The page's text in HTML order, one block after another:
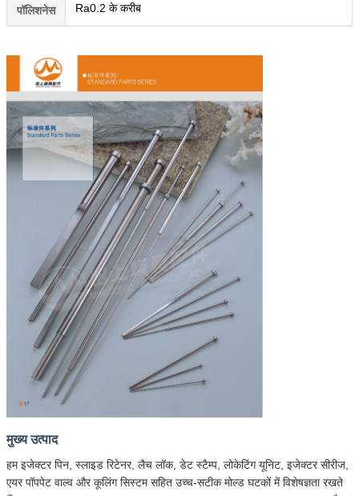
पॉलिशनेस Ra0.2 के करीब
मुख्य उत्पाद
हम इजेक्टर पिन, स्लाइड रिटेनर, लैच लॉक, डेट स्टैम्प, लोकेटिंग यूनिट, इजेक्टर सीरीज,
एयर पॉपपेट वाल्व और कूलिंग सिस्टम सहित उच्च-सटीक मोल्ड घटकों में विशेषज्ञता रखते